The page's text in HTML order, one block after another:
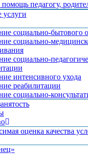
педагогу,
социально-бытового
социально-
социально-
интенсивного ухода
реабилитации
социально-
оценка качества